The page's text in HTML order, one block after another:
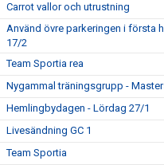
Carrot vallor och utrustning
Använd övre parkeringen i första
17/2
Team Sportia rea
Nygammal träningsgrupp -
Hemlingbydagen - Lördag 27/1
Livesändning GC 1
Team Sportia